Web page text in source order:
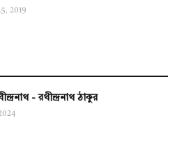
2019
- রথীন্দ্রনাথ ঠাকুর